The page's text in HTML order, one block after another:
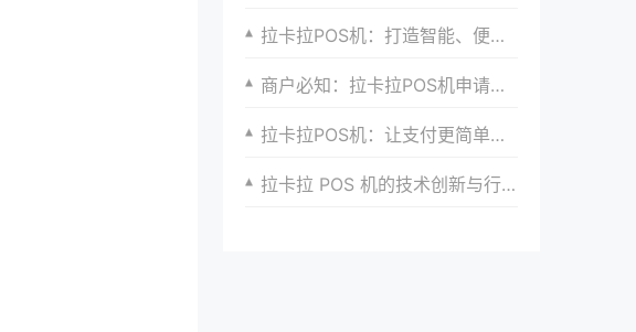
拉卡拉POS机：打造智能、便捷的商业支付环境
商户必知：拉卡拉POS机申请流程中的安全保障
拉卡拉POS机：让支付更简单，更安全的申请指南
拉卡拉 POS 机的技术创新与行业发展趋势